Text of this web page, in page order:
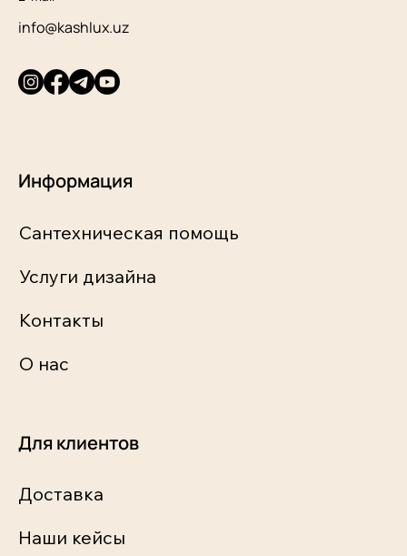
info@kashlux.uz
Информация
Сантехническая помощь
Услуги дизайна
Контакты
О нас
Для клиентов
Доставка
Наши кейсы